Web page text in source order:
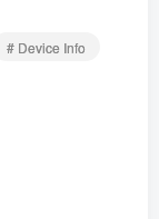
# Device Info